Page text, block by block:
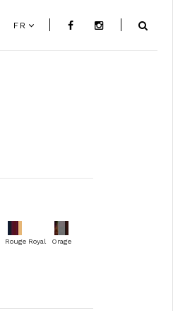
FR
Rouge Royal Orage